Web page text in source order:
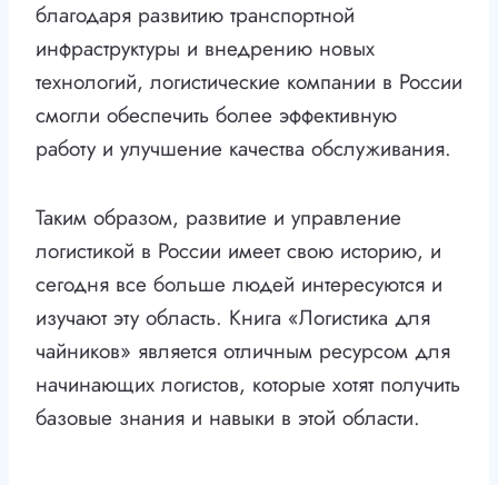
благодаря развитию транспортной
инфраструктуры и внедрению новых
технологий, логистические компании в России
смогли обеспечить более эффективную
работу и улучшение качества обслуживания.
Таким образом, развитие и управление
логистикой в России имеет свою историю, и
сегодня все больше людей интересуются и
изучают эту область. Книга «Логистика для
чайников» является отличным ресурсом для
начинающих логистов, которые хотят получить
базовые знания и навыки в этой области.